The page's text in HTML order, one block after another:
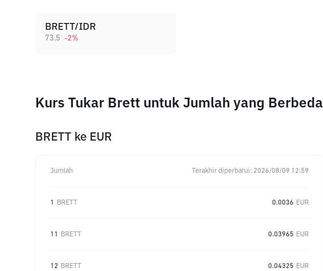
BRETT/IDR
73.5 -2%
Kurs Tukar Brett untuk Jumlah yang Berbeda
BRETT ke EUR
Jumlah Terakhir diperbarui: 2026/08/09 12:59
1 BRETT 0.0036 EUR
11 BRETT 0.03965 EUR
12 BRETT 0.04325 EUR